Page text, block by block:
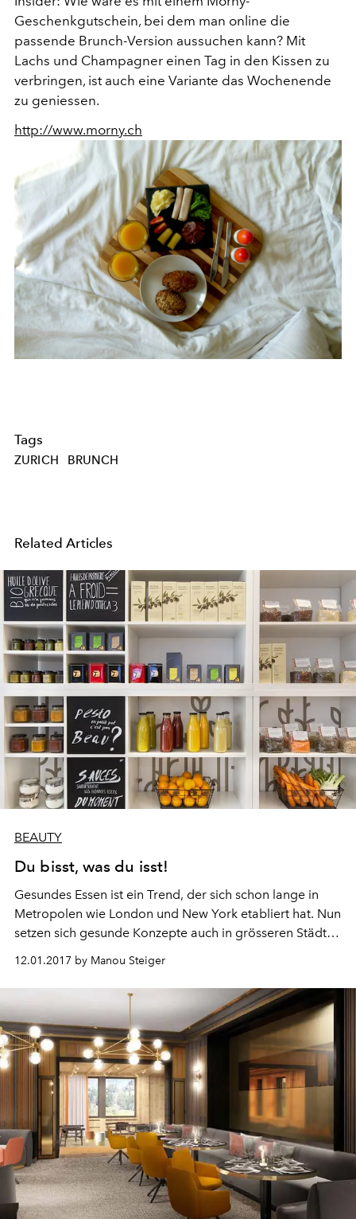
Geschenkgutschein, bei dem man online die
passende Brunch-Version aussuchen kann? Mit
Lachs und Champagner einen Tag in den Kissen zu
verbringen, ist auch eine Variante das Wochenende
zu geniessen.
http://www.morny.ch
Tags
ZURICH BRUNCH
Related Articles
BEAUTY
Du bisst, was du isst!
Gesundes Essen ist ein Trend, der sich schon lange in
Metropolen wie London und New York etabliert hat. Nun
setzen sich gesunde Konzepte auch in grösseren Städten
der Schweiz durch und zeigen, dass wir heute in keiner
Weise mehr nachstehen.
12.01.2017 by Manou Steiger